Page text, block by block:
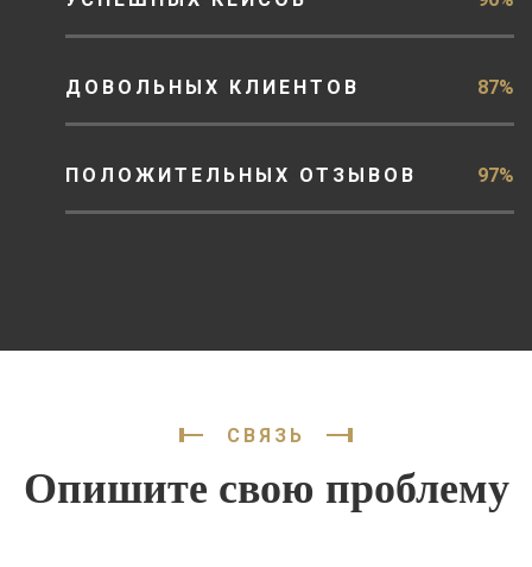
ДОВОЛЬНЫХ КЛИЕНТОВ 87%
ПОЛОЖИТЕЛЬНЫХ ОТЗЫВОВ 97%
СВЯЗЬ
Опишите свою проблему